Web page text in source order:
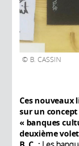
B. CASSIN
Ces nouveaux
sur un concept
« banques
deuxième